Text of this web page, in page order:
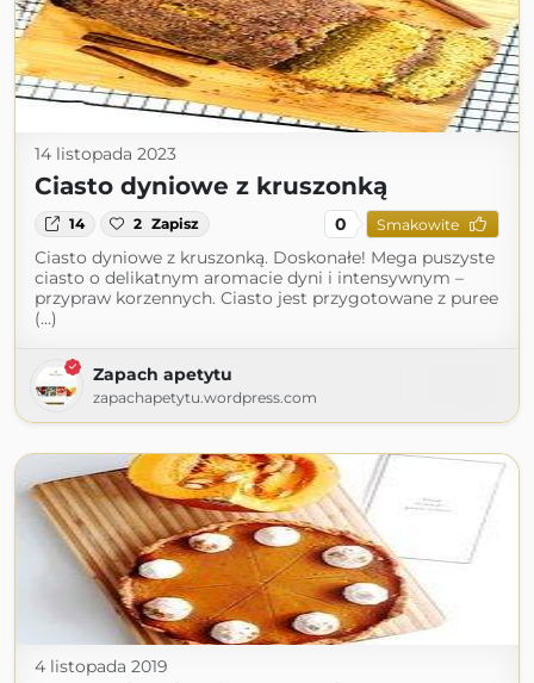
14 listopada 2023
Ciasto dyniowe z kruszonką
14 2 Zapisz 0 Smakowite
Ciasto dyniowe z kruszonką. Doskonałe! Mega puszyste
ciasto o delikatnym aromacie dyni i intensywnym –
przypraw korzennych. Ciasto jest przygotowane z puree
(...)
Zapach apetytu
zapachapetytu.wordpress.com
4 listopada 2019